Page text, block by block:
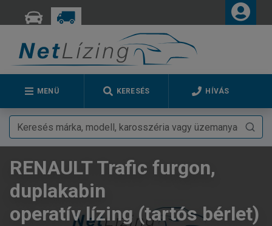
MENÜ KERESÉS HÍVÁS
RENAULT Trafic furgon,
duplakabin
operatív lízing (tartós bérlet)